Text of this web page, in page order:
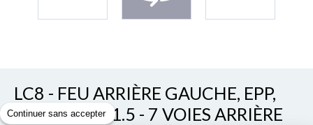
LC8 - FEU ARRIÈRE GAUCHE, EPP,
CONN AMP 1.5 - 7 VOIES ARRIÈRE
Continuer sans accepter